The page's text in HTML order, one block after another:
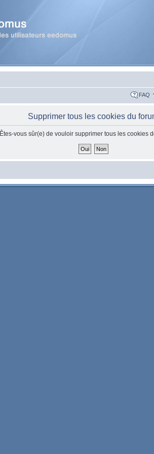
FAQ
Supprimer tous les cookies du
Êtes-vous sûr(e) de vouloir supprimer tous les cookies